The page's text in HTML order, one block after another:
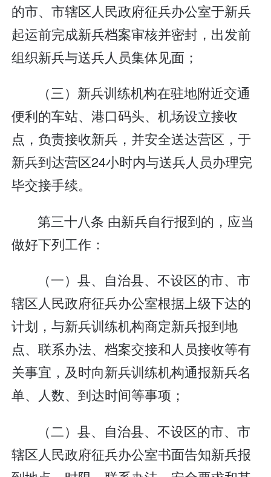
的市、市辖区人民政府征兵办公室于新兵
起运前完成新兵档案审核并密封，出发前
组织新兵与送兵人员集体见面；
（三）新兵训练机构在驻地附近交通
便利的车站、港口码头、机场设立接收
点，负责接收新兵，并安全送达营区，于
新兵到达营区24小时内与送兵人员办理完
毕交接手续。
第三十八条 由新兵自行报到的，应当
做好下列工作：
（一）县、自治县、不设区的市、市
辖区人民政府征兵办公室根据上级下达的
计划，与新兵训练机构商定新兵报到地
点、联系办法、档案交接和人员接收等有
关事宜，及时向新兵训练机构通报新兵名
单、人数、到达时间等事项；
（二）县、自治县、不设区的市、市
辖区人民政府征兵办公室书面告知新兵报